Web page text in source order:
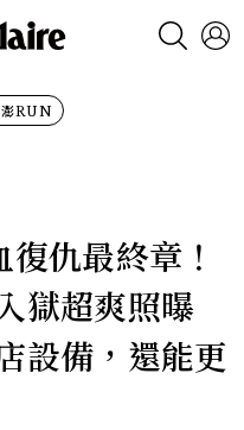
RUN
復仇最終章！
獄超爽照曝
設備，還能更